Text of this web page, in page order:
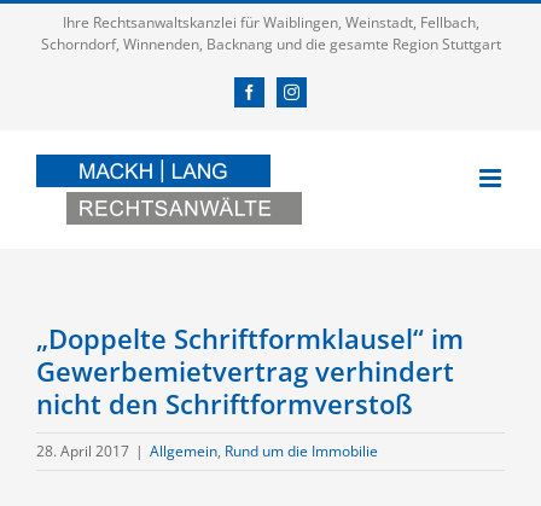
Inhalt
Ihre Rechtsanwaltskanzlei für Waiblingen, Weinstadt, Fellbach,
Schorndorf, Winnenden, Backnang und die gesamte Region Stuttgart
FacebookInstagram
„Doppelte Schriftformklausel“ im
Gewerbemietvertrag verhindert
nicht den Schriftformverstoß
28. April 2017 | Allgemein, Rund um die Immobilie